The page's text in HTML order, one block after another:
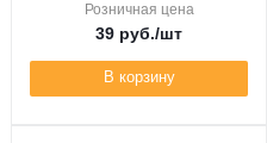
Розничная цена
39 руб./шт
В корзину